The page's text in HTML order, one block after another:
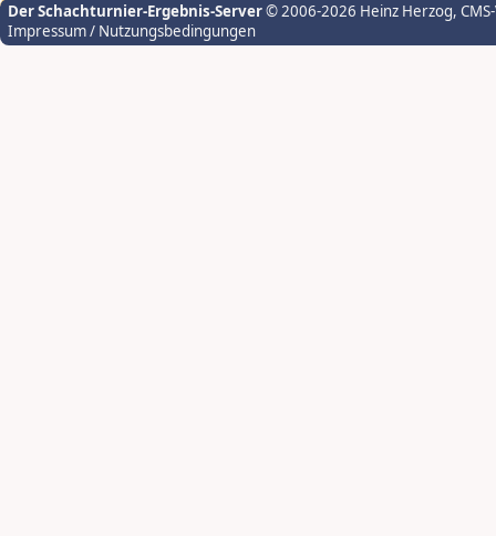
Der Schachturnier-Ergebnis-Server© 2006-2026 Heinz Herzog,
Impressum / Nutzungsbedingungen